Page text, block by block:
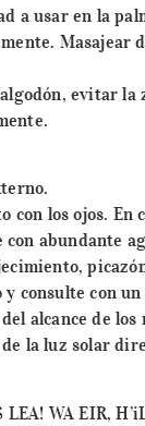
a usar en la
Masajear
evitar la
con los ojos. En
abundante
y consulte con
alcance de los
la luz solar
WA EIR,